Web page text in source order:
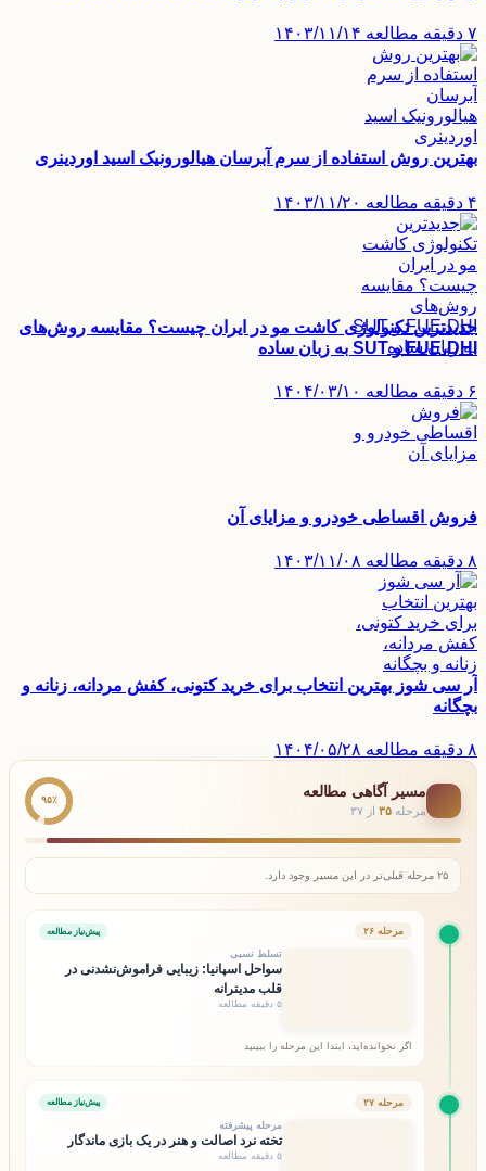
۷ دقیقه مطالعه ۱۴۰۳/۱۱/۱۴
بهترین روش استفاده از سرم آبرسان هیالورونیک اسید اوردینری
۴ دقیقه مطالعه ۱۴۰۳/۱۱/۲۰
جدیدترین تکنولوژی کاشت مو در ایران چیست؟ مقایسه روش‌های
FUE،DHI و SUT به زبان ساده
۶ دقیقه مطالعه ۱۴۰۴/۰۳/۱۰
فروش اقساطی خودرو و مزایای آن
۸ دقیقه مطالعه ۱۴۰۳/۱۱/۰۸
آر سی شوز بهترین انتخاب برای خرید کتونی، کفش مردانه، زنانه و
بچگانه
۸ دقیقه مطالعه ۱۴۰۴/۰۵/۲۸
مسیر آگاهی مطالعه
مرحله۳۵ از ۳۷
۹۵٪
۲۵ مرحله قبلی‌تر در این مسیر وجود دارد.
مرحله ۲۶ پیش‌نیاز مطالعه
تسلط نسبی
سواحل اسپانیا: زیبایی فراموش‌نشدنی در
قلب مدیترانه
۵ دقیقه مطالعه
اگر نخوانده‌اید، ابتدا این مرحله را ببینید
مرحله ۲۷ پیش‌نیاز مطالعه
مرحله پیشرفته
تخته نرد اصالت و هنر در یک بازی ماندگار
۵ دقیقه مطالعه